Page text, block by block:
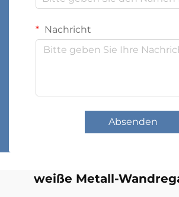
Nachricht
Absenden
weiße Metall-